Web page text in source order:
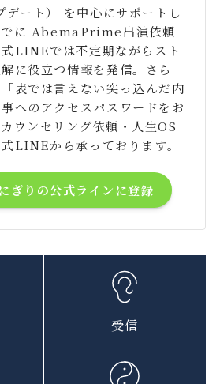
デート） を中心にサポートし
でに AbemaPrime出演依頼
LINEでは不定期ながらスト
に役立つ情報を発信。さら
表では言えない突っ込んだ内
へのアクセスパスワードをお
ウンセリング依頼・人生OS
LINEから承っております。
ぎりの公式ラインに登録
受信